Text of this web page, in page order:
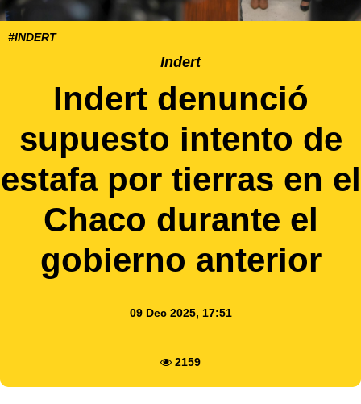
#INDERT
Indert
Indert denunció
supuesto intento de
estafa por tierras en el
Chaco durante el
gobierno anterior
09 Dec 2025, 17:51
2159